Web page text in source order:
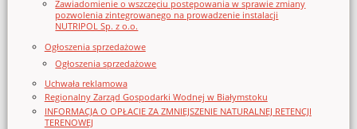
Zawiadomienie o wszczęciu postępowania w sprawie zmiany
pozwolenia zintegrowanego na prowadzenie instalacji
NUTRIPOL Sp. z o.o.
Ogłoszenia sprzedażowe
Ogłoszenia sprzedażowe
Uchwała reklamowa
Regionalny Zarząd Gospodarki Wodnej w Białymstoku
INFORMACJA O OPŁACIE ZA ZMNIEJSZENIE NATURALNEJ RETENCJI
TERENOWEJ